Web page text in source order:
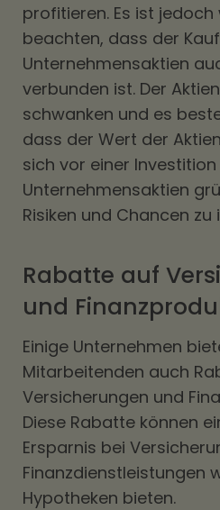
profitieren. Es ist jedoch
beachten, dass der
Unternehmensaktien
verbunden ist. Der
schwanken und es
dass der Wert der
sich vor einer Investition
Unternehmensaktien
Risiken und Chancen
Rabatte auf
und
Einige Unternehmen
Mitarbeitenden auch
Versicherungen und
Diese Rabatte können
Ersparnis bei
Finanzdienstleistungen
Hypotheken bieten.